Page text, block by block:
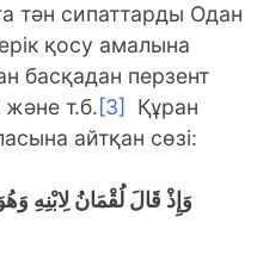
тән сипаттарды Одан
қосу амалына
басқадан перзент
т.б.[3]
Құран
айтқан сөзі:
وَإِذْ قَالَ لُقْمَانُ لِابْنِهِ